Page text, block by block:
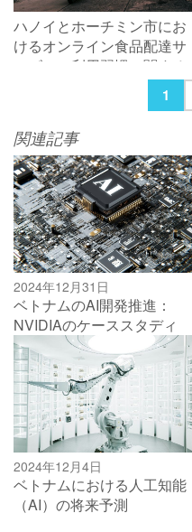
ハノイとホーチミン市にお
けるオンライン食品配達サ
ービスの利用習慣に関する
1
関連記事
2024年12月31日
ベトナムのAI開発推進：
NVIDIAのケーススタディ
2024年12月4日
ベトナムにおける人工知能
（AI）の将来予測